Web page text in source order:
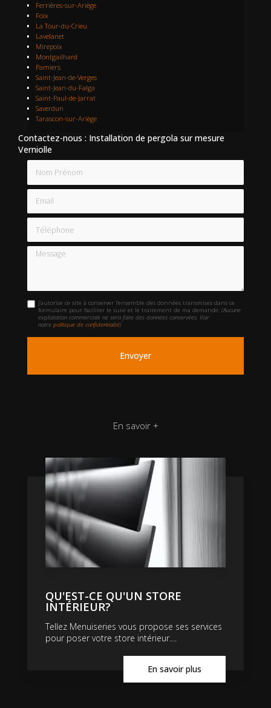
Ferrières-sur-Ariège
Foix
La Tour-du-Crieu
Lavelanet
Mirepoix
Montgailhard
Pamiers
Saint-Jean-de-Verges
Saint-Jean-du-Falga
Saint-Paul-de-Jarrat
Saverdun
Tarascon-sur-Ariège
Contactez-nous : Installation de pergola sur mesure
Verniolle
Email
Téléphone
Message
J'autorise ce site à conserver l'ensemble des données transmises dans ce
formulaire pour faciliter le suivi et le traitement de ma demande.(Aucune
exploitation commerciale ne sera faite des données conservées. Voir
notrepolitique de confidentialité)
En savoir +
QU'EST-CE QU'UN STORE
INTÉRIEUR?
Tellez Menuiseries vous propose ses services
pour poser votre store intérieur....
En savoir plus